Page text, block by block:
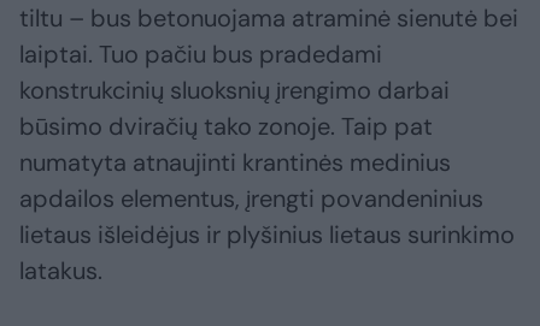
tiltu – bus betonuojama atraminė sienutė bei
laiptai. Tuo pačiu bus pradedami
konstrukcinių sluoksnių įrengimo darbai
būsimo dviračių tako zonoje. Taip pat
numatyta atnaujinti krantinės medinius
apdailos elementus, įrengti povandeninius
lietaus išleidėjus ir plyšinius lietaus surinkimo
latakus.